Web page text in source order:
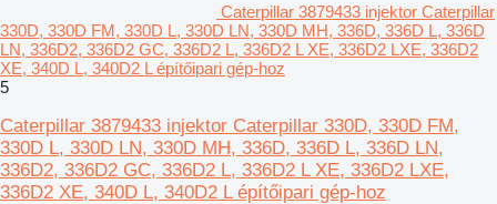
Caterpillar 3879433 injektor Caterpillar
330D, 330D FM, 330D L, 330D LN, 330D MH, 336D, 336D L, 336D
LN, 336D2, 336D2 GC, 336D2 L, 336D2 L XE, 336D2 LXE, 336D2
XE, 340D L, 340D2 L építőipari gép-hoz
5
Caterpillar 3879433 injektor Caterpillar 330D, 330D FM,
330D L, 330D LN, 330D MH, 336D, 336D L, 336D LN,
336D2, 336D2 GC, 336D2 L, 336D2 L XE, 336D2 LXE,
336D2 XE, 340D L, 340D2 L építőipari gép-hoz